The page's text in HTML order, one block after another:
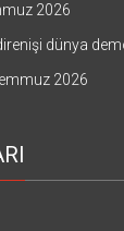
2026
dünya
2026